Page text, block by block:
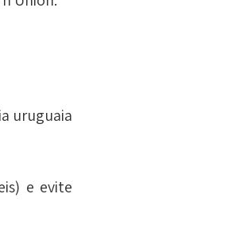
uruguaia
e evite